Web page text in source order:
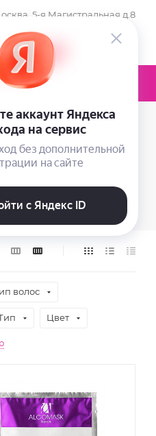
5-я Магистральная д.8
КОМПАНИЯ
0
волос
Цвет